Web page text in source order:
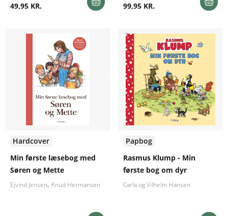
49,95 KR. 99,95 KR.
Hardcover
Min første læsebog med
Søren og Mette
Ejvind Jensen Knud Hermansen
Papbog
Rasmus Klump - Min
første bog om dyr
Carla og Vilhelm Hansen